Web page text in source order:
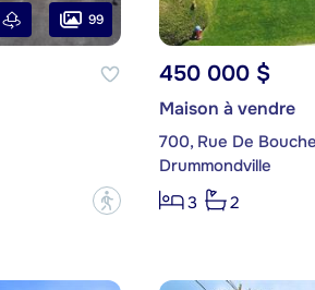
99
?
450 000 $
Maison à vendre
700, Rue De
Drummondville
3
2